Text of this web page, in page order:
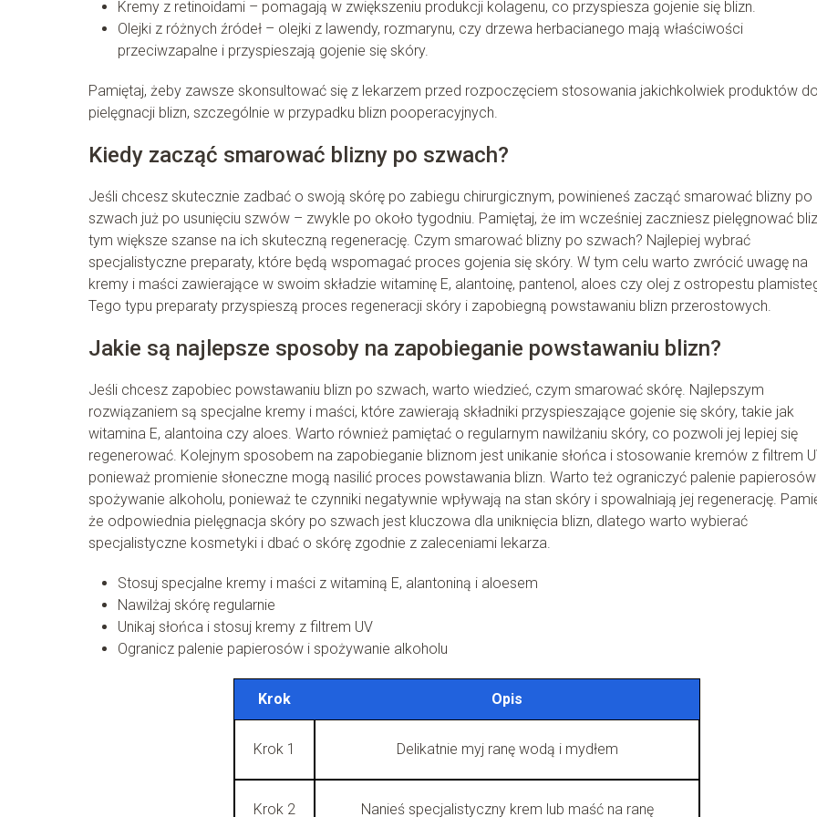
Kremy z retinoidami – pomagają w zwiększeniu produkcji kolagenu, co przyspiesza gojenie się blizn.
Olejki z różnych źródeł – olejki z lawendy, rozmarynu, czy drzewa herbacianego mają właściwości
przeciwzapalne i przyspieszają gojenie się skóry.
Pamiętaj, żeby zawsze skonsultować się z lekarzem przed rozpoczęciem stosowania jakichkolwiek produktów do
pielęgnacji blizn, szczególnie w przypadku blizn pooperacyjnych.
Kiedy zacząć smarować blizny po szwach?
Jeśli chcesz skutecznie zadbać o swoją skórę po zabiegu chirurgicznym, powinieneś zacząć smarować blizny po
szwach już po usunięciu szwów – zwykle po około tygodniu. Pamiętaj, że im wcześniej zaczniesz pielęgnować
tym większe szanse na ich skuteczną regenerację. Czym smarować blizny po szwach? Najlepiej wybrać
specjalistyczne preparaty, które będą wspomagać proces gojenia się skóry. W tym celu warto zwrócić uwagę na
kremy i maści zawierające w swoim składzie witaminę E, alantoinę, pantenol, aloes czy olej z ostropestu
Tego typu preparaty przyspieszą proces regeneracji skóry i zapobiegną powstawaniu blizn przerostowych.
Jakie są najlepsze sposoby na zapobieganie powstawaniu blizn?
Jeśli chcesz zapobiec powstawaniu blizn po szwach, warto wiedzieć, czym smarować skórę. Najlepszym
rozwiązaniem są specjalne kremy i maści, które zawierają składniki przyspieszające gojenie się skóry, takie jak
witamina E, alantoina czy aloes. Warto również pamiętać o regularnym nawilżaniu skóry, co pozwoli jej lepiej się
regenerować. Kolejnym sposobem na zapobieganie bliznom jest unikanie słońca i stosowanie kremów z filtrem
ponieważ promienie słoneczne mogą nasilić proces powstawania blizn. Warto też ograniczyć palenie
spożywanie alkoholu, ponieważ te czynniki negatywnie wpływają na stan skóry i spowalniają jej regenerację.
że odpowiednia pielęgnacja skóry po szwach jest kluczowa dla uniknięcia blizn, dlatego warto wybierać
specjalistyczne kosmetyki i dbać o skórę zgodnie z zaleceniami lekarza.
Stosuj specjalne kremy i maści z witaminą E, alantoniną i aloesem
Nawilżaj skórę regularnie
Unikaj słońca i stosuj kremy z filtrem UV
Ogranicz palenie papierosów i spożywanie alkoholu
Krok Opis
Krok 1 Delikatnie myj ranę wodą i mydłem
Krok 2 Nanieś specjalistyczny krem lub maść na ranę